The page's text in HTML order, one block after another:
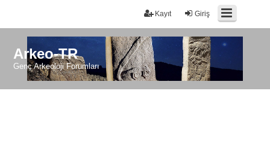
Giriş
Kayıt
Arkeo-TR
Genç Arkeoloji Forumları